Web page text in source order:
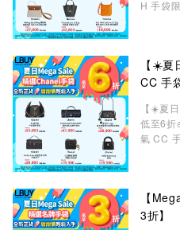
H 手袋
魅力💫
Party
具經典
【☀️夏
CC 手
【☀️夏
低至6折👜】 ✨這個夏天，
氣 CC
Coco
雅，無
【
3折】